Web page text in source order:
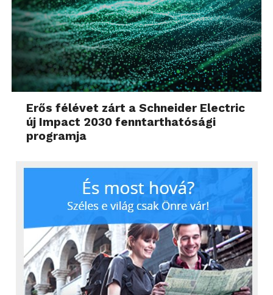
Erős félévet zárt a Schneider Electric
új Impact 2030 fenntarthatósági
programja